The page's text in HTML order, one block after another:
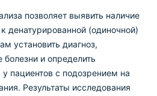
позволяет выявить наличие
денатурированной (одиночной)
установить диагноз,
болезни и определить
пациентов с подозрением на
Результаты исследования
на сайте.